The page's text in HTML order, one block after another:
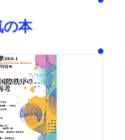
の本